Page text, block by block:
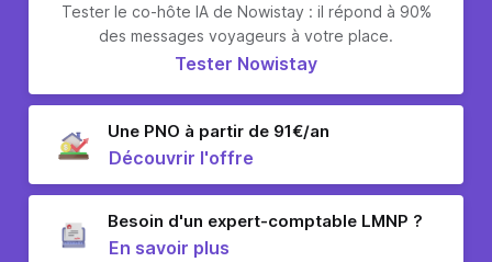
Tester le co-hôte IA de Nowistay : il répond à 90%
des messages voyageurs à votre place.
Tester Nowistay
Une PNO à partir de 91€/an
Découvrir l'offre
Besoin d'un expert-comptable LMNP ?
En savoir plus